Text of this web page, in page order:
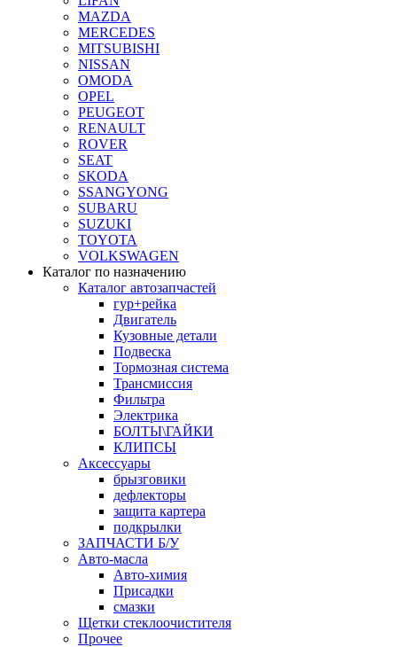
MAZDA
MERCEDES
MITSUBISHI
NISSAN
OMODA
OPEL
PEUGEOT
RENAULT
ROVER
SEAT
SKODA
SSANGYONG
SUBARU
SUZUKI
TOYOTA
VOLKSWAGEN
Каталог по назначению
Каталог автозапчастей
гур+рейка
Двигатель
Кузовные детали
Подвеска
Тормозная система
Трансмиссия
Фильтра
Электрика
БОЛТЫ\ГАЙКИ
КЛИПСЫ
Аксессуары
брызговики
дефлекторы
защита картера
подкрылки
ЗАПЧАСТИ Б/У
Авто-масла
Авто-химия
Присадки
смазки
Щетки стеклоочистителя
Прочее